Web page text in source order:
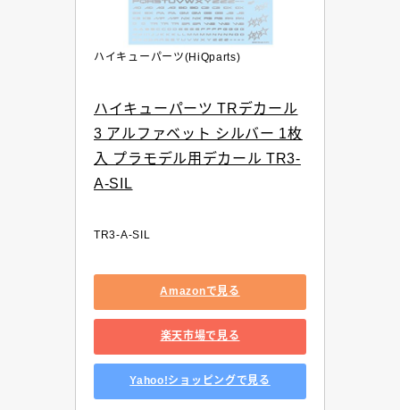
ハイキューパーツ(HiQparts)
ハイキューパーツ TRデカール
3 アルファベット シルバー 1枚
入 プラモデル用デカール TR3-
A-SIL
TR3-A-SIL
Amazonで見る
楽天市場で見る
Yahoo!ショッピングで見る